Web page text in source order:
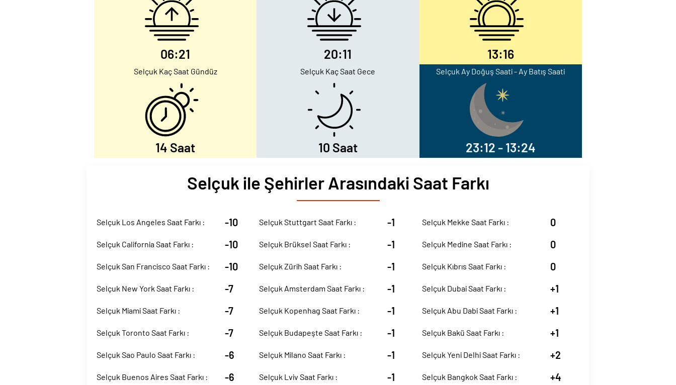
06:21 20:11 13:16
Selçuk Kaç Saat Gündüz
14 Saat
Selçuk Kaç Saat Gece
10 Saat
Selçuk Ay Doğuş Saati - Ay Batış Saati
23:12 - 13:24
Selçuk ile Şehirler Arasındaki Saat Farkı
Selçuk Los Angeles Saat Farkı : -10
Selçuk California Saat Farkı : -10
Selçuk San Francisco Saat Farkı : -10
Selçuk New York Saat Farkı : -7
Selçuk Miami Saat Farkı : -7
Selçuk Toronto Saat Farkı : -7
Selçuk Sao Paulo Saat Farkı : -6
Selçuk Buenos Aires Saat Farkı : -6
Selçuk Stuttgart Saat Farkı : -1
Selçuk Brüksel Saat Farkı : -1
Selçuk Zürih Saat Farkı : -1
Selçuk Amsterdam Saat Farkı : -1
Selçuk Kopenhag Saat Farkı : -1
Selçuk Budapeşte Saat Farkı : -1
Selçuk Milano Saat Farkı : -1
Selçuk Lviv Saat Farkı : -1
Selçuk Mekke Saat Farkı : 0
Selçuk Medine Saat Farkı : 0
Selçuk Kıbrıs Saat Farkı : 0
Selçuk Dubai Saat Farkı : +1
Selçuk Abu Dabi Saat Farkı : +1
Selçuk Bakü Saat Farkı : +1
Selçuk Yeni Delhi Saat Farkı : +2
Selçuk Bangkok Saat Farkı : +4